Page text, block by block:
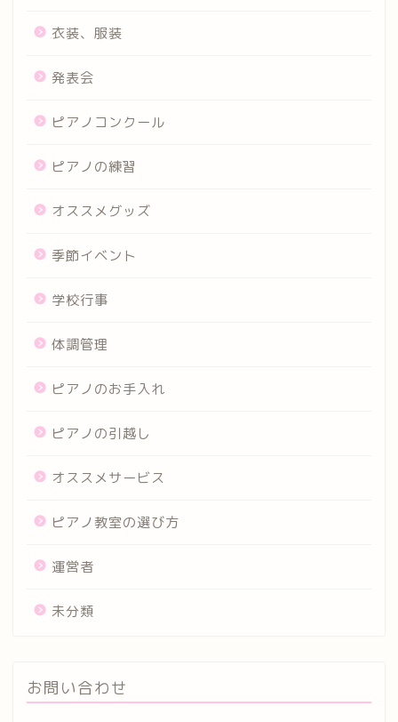
衣装、服装
発表会
ピアノコンクール
ピアノの練習
オススメグッズ
季節イベント
学校行事
体調管理
ピアノのお手入れ
ピアノの引越し
オススメサービス
ピアノ教室の選び方
運営者
未分類
お問い合わせ